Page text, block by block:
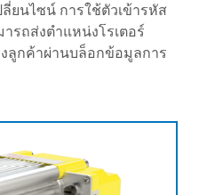
ยนไซน์ การใช้ตัวเข้ารหัส
รถส่งตำแหน่งโรเตอร์
ลูกค้าผ่านบล็อกข้อมูลการ